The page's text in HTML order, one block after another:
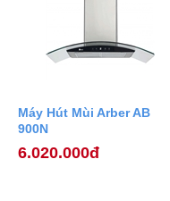
Máy Hút Mùi Arber AB
900N
6.020.000đ